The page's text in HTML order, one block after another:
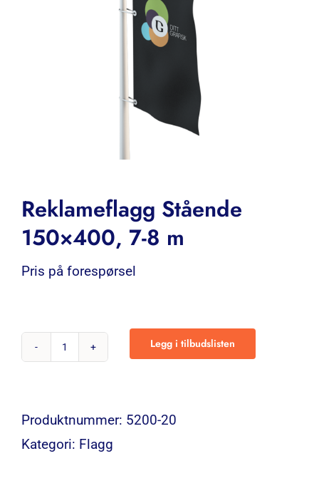
Reklameflagg Stående
150×400, 7-8 m
Pris på forespørsel
Reklameflagg
Legg i tilbudslisten
Produktnummer: 5200-20
Kategori: Flagg